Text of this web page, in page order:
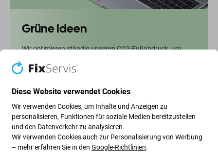
Grüne Ideen
Wir optimieren ständig unseren CO2-Fußabdruck, um
wie wir unsere Prozesse anpassen, um unseren
Newsletter-Fix
Diese Website verwendet Cookies
Wir verwenden Cookies, um Inhalte und Anzeigen zu
personalisieren, Funktionen für soziale Medien bereitzustellen
und den Datenverkehr zu analysieren.
Wir verwenden Cookies auch zur Personalisierung von Werbung
– mehr erfahren Sie in den Google-Richtlinien.